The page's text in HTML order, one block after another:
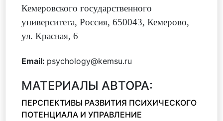
Кемеровского государственного
университета, Россия, 650043, Кемерово,
ул. Красная, 6
Email: psychology@kemsu.ru
МАТЕРИАЛЫ АВТОРА:
ПЕРСПЕКТИВЫ РАЗВИТИЯ ПСИХИЧЕСКОГО
ПОТЕНЦИАЛА И УПРАВЛЕНИЕ